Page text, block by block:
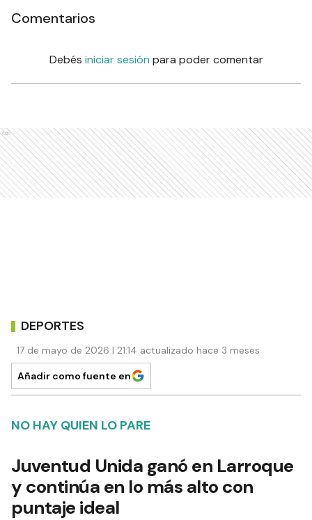
Comentarios
Debés iniciar sesión para poder comentar
Ads
DEPORTES
17 de mayo de 2026 | 21:14 actualizado hace 3 meses
Añadir como fuente en
NO HAY QUIEN LO PARE
Juventud Unida ganó en Larroque
y continúa en lo más alto con
puntaje ideal